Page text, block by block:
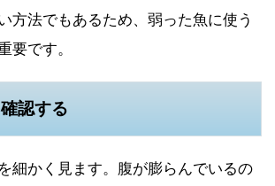
方法でもあるため、弱った魚に使う
要です。
認する
細かく見ます。腹が膨らんでいるの